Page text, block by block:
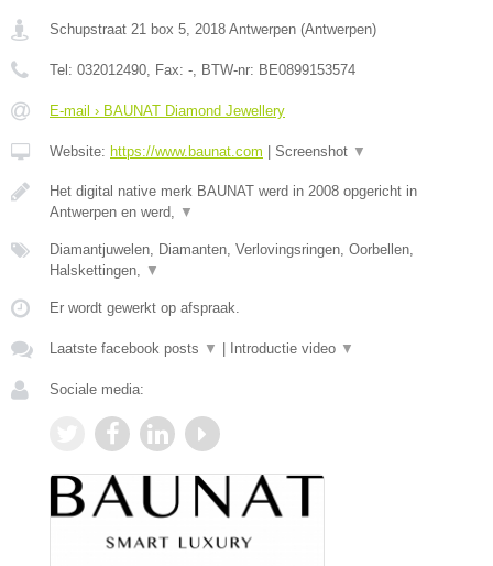
Schupstraat 21 box 5 2018 Antwerpen (Antwerpen)
Tel: 032012490 , Fax: - , BTW-nr: BE0899153574
E-mail › BAUNAT Diamond Jewellery
Website: https://www.baunat.com Screenshot ▼
Het digital native merk BAUNAT werd in 2008 opgericht in
Antwerpen en werd,
▼
Diamantjuwelen, Diamanten, Verlovingsringen, Oorbellen,
Halskettingen,
▼
Er wordt gewerkt op afspraak.
Laatste facebook posts ▼ Introductie video ▼
Sociale media: